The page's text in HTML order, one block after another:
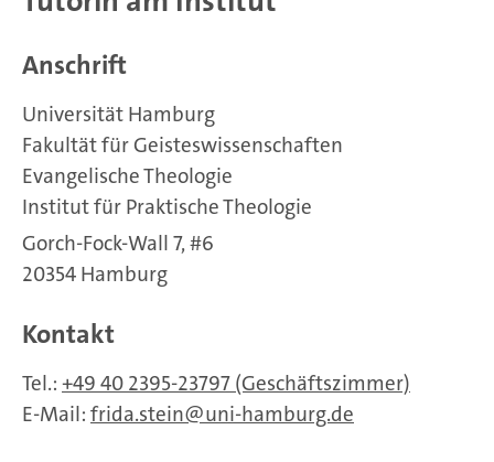
Anschrift
Universität Hamburg
Fakultät für Geisteswissenschaften
Evangelische Theologie
Institut für Praktische Theologie
Gorch-Fock-Wall 7, #6
20354 Hamburg
Kontakt
Tel.: +49 40 2395-23797 (Geschäftszimmer)
E-Mail: frida.stein uni-hamburg.de